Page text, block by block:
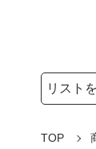
検索リスト
TOP